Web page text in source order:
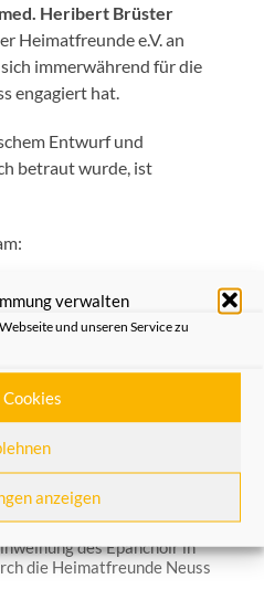
verwalten
und unseren Service zu
anzeigen
Heribert Brüster
Heimatfreunde e.V. an
immerwährend für die
engagiert hat.
Entwurf und
betraut wurde, ist
Uhr
74, 41460
des Epanchoir in
die Heimatfreunde Neuss